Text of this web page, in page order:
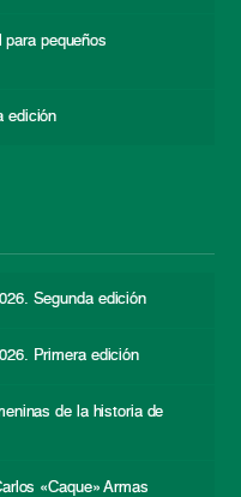
pequeños
edición
Segunda edición
Primera edición
de la historia de
«Caque» Armas